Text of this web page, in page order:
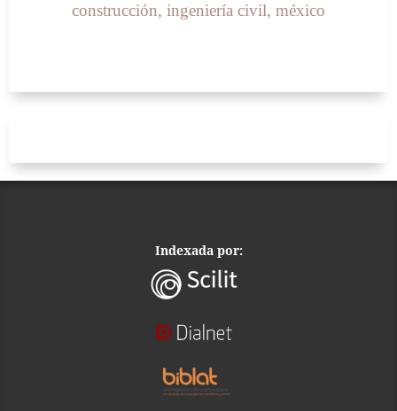
construcción, ingeniería civil, méxico
Indexada por: